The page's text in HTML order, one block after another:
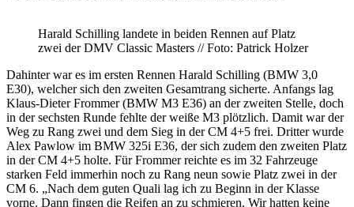
Harald Schilling landete in beiden Rennen auf Platz
zwei der DMV Classic Masters // Foto: Patrick Holzer
Dahinter war es im ersten Rennen Harald Schilling (BMW 3,0
E30), welcher sich den zweiten Gesamtrang sicherte. Anfangs lag
Klaus-Dieter Frommer (BMW M3 E36) an der zweiten Stelle, doch
in der sechsten Runde fehlte der weiße M3 plötzlich. Damit war der
Weg zu Rang zwei und dem Sieg in der CM 4+5 frei. Dritter wurde
Alex Pawlow im BMW 325i E36, der sich zudem den zweiten Platz
in der CM 4+5 holte. Für Frommer reichte es im 32 Fahrzeuge
starken Feld immerhin noch zu Rang neun sowie Platz zwei in der
CM 6. „Nach dem guten Quali lag ich zu Beginn in der Klasse
vorne. Dann fingen die Reifen an zu schmieren. Wir hatten keine